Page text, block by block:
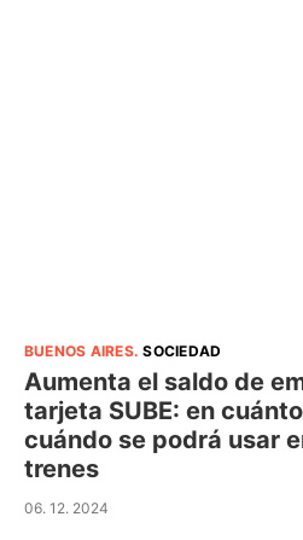
BUENOS AIRES.SOCIEDAD
Aumenta el saldo de
tarjeta SUBE: en
cuándo se podrá usar
trenes
06. 12. 2024